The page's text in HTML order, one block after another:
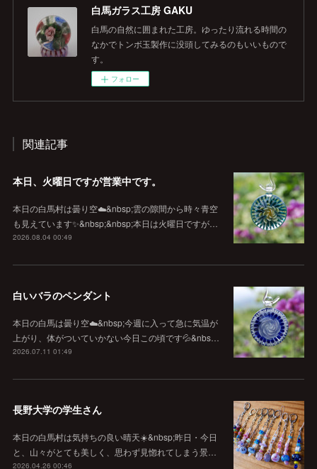
白馬ガラス工房 GAKU
白馬の自然に囲まれた工房。ゆったり流れる時間の
なかでトンボ玉製作に没頭してみるのもいいもので
す。
フォロー
関連記事
本日、火曜日ですが営業中です。
本日の白馬村は曇り空☁️&nbsp;雲の隙間から時々青空
も見えています✨&nbsp;&nbsp;本日は火曜日ですが…
2026.08.04 00:49
白いバラのペンダント
本日の白馬は曇り空☁️&nbsp;今週に入って急に気温が
上がり、体がついていかない今日この頃です💦&nbs…
2026.07.11 01:49
長野大学の学生さん
本日の白馬村は気持ちの良い晴天☀️&nbsp;昨日・今日
と、山々がとても美しく、思わず見惚れてしまう景…
2026.04.26 00:46